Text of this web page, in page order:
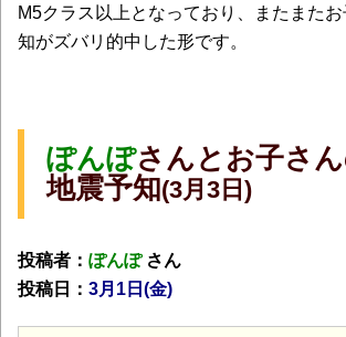
M5クラス以上となっており、またまた
知がズバリ的中した形です。
ぽんぽさんとお子さ
地震予知(3月3日)
投稿者： ぽんぽさん
投稿日： 3月1日(金)